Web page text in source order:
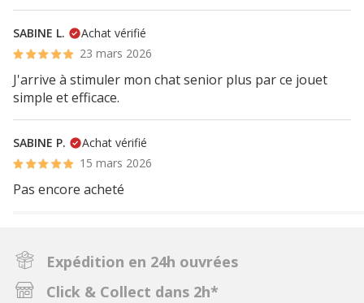
SABINE L.
Achat vérifié
23 mars 2026
J'arrive à stimuler mon chat senior plus par ce jouet
simple et efficace.
SABINE P.
Achat vérifié
15 mars 2026
Pas encore acheté
Expédition en 24h ouvrées
Click & Collect dans 2h*